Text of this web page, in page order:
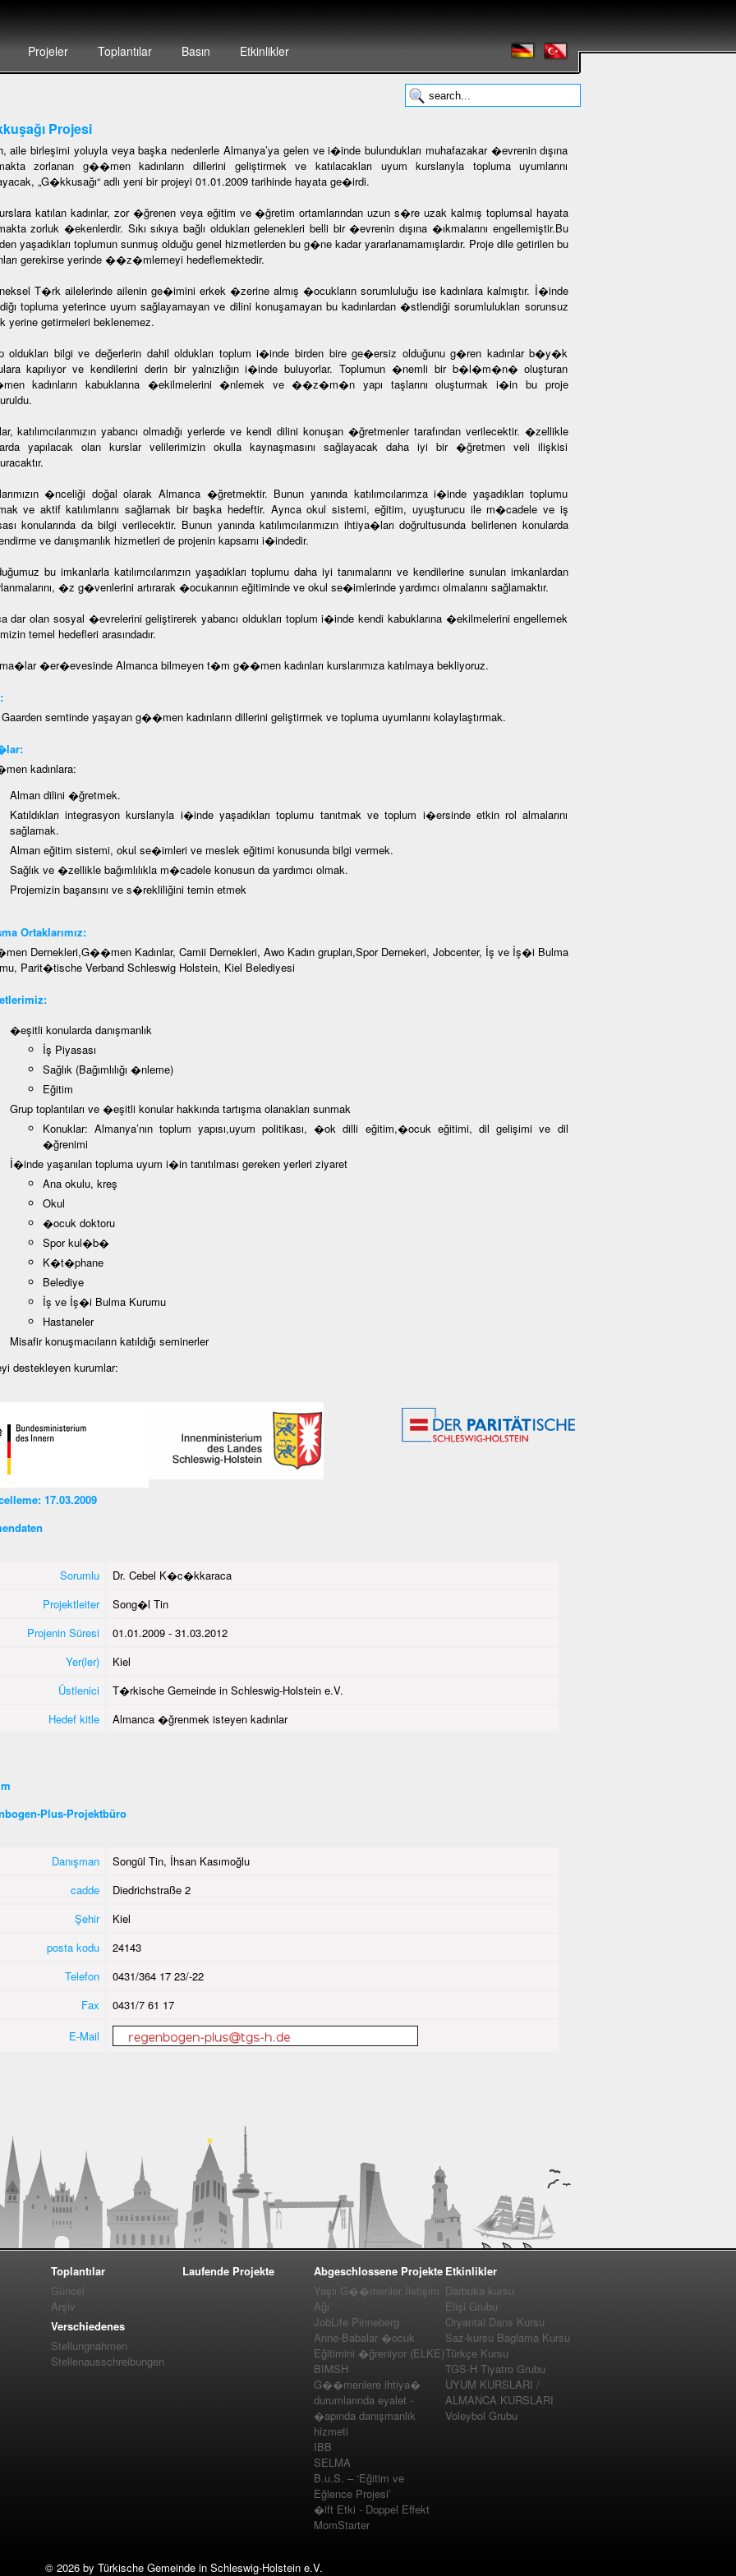
Projeler Toplantılar Basın Etkinlikler
Projesi
aile birleşimi yoluyla veya başka nedenlerle Almanya’ya gelen ve i�inde bulundukları muhafazakar �evrenin dışına
zorlanan g��men kadınların dillerini geliştirmek ve katılacakları uyum kurslarıyla topluma uyumlarını
„G�kkusağı“ adlı yeni bir projeyi 01.01.2009 tarihinde hayata ge�irdi.
katılan kadınlar, zor �ğrenen veya eğitim ve �ğretim ortamlarından uzun s�re uzak kalmış toplumsal hayata
zorluk �ekenlerdir. Sıkı sıkıya bağlı oldukları gelenekleri belli bir �evrenin dışına �ıkmalarını engellemiştir.Bu
yaşadıkları toplumun sunmuş olduğu genel hizmetlerden bu g�ne kadar yararlanamamışlardır. Proje dile getirilen bu
gerekirse yerinde ��z�mlemeyi hedeflemektedir.
T�rk ailelerinde ailenin ge�imini erkek �zerine almış �ocukların sorumluluğu ise kadınlara kalmıştır. İ�inde
topluma yeterince uyum sağlayamayan ve dilini konuşamayan bu kadınlardan �stlendiği sorumlulukları sorunsuz
yerine getirmeleri beklenemez.
oldukları bilgi ve değerlerin dahil oldukları toplum i�inde birden bire ge�ersiz olduğunu g�ren kadınlar b�y�k
kapılıyor ve kendilerini derin bir yalnızlığın i�inde buluyorlar. Toplumun �nemli bir b�l�m�n� oluşturan
kadınların kabuklarına �ekilmelerini �nlemek ve ��z�m�n yapı taşlarını oluşturmak i�in bu proje
katılımcılarımızın yabancı olmadığı yerlerde ve kendi dilini konuşan �ğretmenler tarafından verilecektir. �zellikle
yapılacak olan kurslar velilerimizin okulla kaynaşmasını sağlayacak daha iyi bir �ğretmen veli ilişkisi
�nceliği doğal olarak Almanca �ğretmektir. Bunun yanında katılımcılarımza i�inde yaşadıkları toplumu
ve aktif katılımlarını sağlamak bir başka hedeftir. Ayrıca okul sistemi, eğitim, uyuşturucu ile m�cadele ve iş
konularında da bilgi verilecektir. Bunun yanında katılımcılarımızın ihtiya�ları doğrultusunda belirlenen konularda
ve danışmanlık hizmetleri de projenin kapsamı i�indedir.
bu imkanlarla katılımcılarımzın yaşadıkları toplumu daha iyi tanımalarını ve kendilerine sunulan imkanlardan
�z g�venlerini artırarak �ocukarının eğitiminde ve okul se�imlerinde yardımcı olmalarını sağlamaktır.
dar olan sosyal �evrelerini geliştirerek yabancı oldukları toplum i�inde kendi kabuklarına �ekilmelerini engellemek
temel hedefleri arasındadır.
�er�evesinde Almanca bilmeyen t�m g��men kadınları kurslarımıza katılmaya bekliyoruz.
semtinde yaşayan g��men kadınların dillerini geliştirmek ve topluma uyumlarını kolaylaştırmak.
kadınlara:
Alman dilini �ğretmek.
Katıldıkları integrasyon kurslarıyla i�inde yaşadıkları toplumu tanıtmak ve toplum i�ersinde etkin rol almalarını
sağlamak.
Alman eğitim sistemi, okul se�imleri ve meslek eğitimi konusunda bilgi vermek.
Sağlık ve �zellikle bağımlılıkla m�cadele konusun da yardımcı olmak.
Projemizin başarısını ve s�rekliliğini temin etmek
Ortaklarımız:
Dernekleri,G��men Kadınlar, Camii Dernekleri, Awo Kadın grupları,Spor Dernekeri, Jobcenter, İş ve İş�i Bulma
Parit�tische Verband Schleswig Holstein, Kiel Belediyesi
�eşitli konularda danışmanlık
İş Piyasası
Sağlık (Bağımlılığı �nleme)
Eğitim
Grup toplantıları ve �eşitli konular hakkında tartışma olanakları sunmak
Konuklar: Almanya’nın toplum yapısı,uyum politikası, �ok dilli eğitim,�ocuk eğitimi, dil gelişimi ve dil
�ğrenimi
İ�inde yaşanılan topluma uyum i�in tanıtılması gereken yerleri ziyaret
Ana okulu, kreş
Okul
�ocuk doktoru
Spor kul�b�
K�t�phane
Belediye
İş ve İş�i Bulma Kurumu
Hastaneler
Misafir konuşmacıların katıldığı seminerler
destekleyen kurumlar:
17.03.2009
Sorumlu
Dr. Cebel K�c�kkaraca
Projektleiter
Song�l Tin
Projenin Süresi
01.01.2009 - 31.03.2012
Yer(ler)
Kiel
Üstlenici
T�rkische Gemeinde in Schleswig-Holstein e.V.
Hedef kitle
Almanca �ğrenmek isteyen kadınlar
Plus-Projektbüro
Danışman
Songül Tin, İhsan Kasımoğlu
cadde
Diedrichstraße 2
Şehir
Kiel
posta kodu
24143
Telefon
0431/364 17 23/-22
Fax
0431/7 61 17
E-Mail
Toplantılar
Güncel
Arşiv
Verschiedenes
Stellungnahmen
Stellenausschreibungen
Laufende Projekte
Abgeschlossene Projekte
Yaşlı G��menler İletişim
Ağı
JobLife Pinneberg
Anne-Babalar �ocuk
Eğitimini �ğreniyor (ELKE)
BIMSH
G��menlere ihtiya�
durumlarında eyalet -
�apında danışmanlık
hizmeti
IBB
SELMA
B.u.S. – ‘Eğitim ve
Eğlence Projesi’
�ift Etki - Doppel Effekt
MomStarter
Etkinlikler
Darbuka kursu
Elişi Grubu
Oryantal Dans Kursu
Saz-kursu Baglama Kursu
Türkçe Kursu
TGS-H Tiyatro Grubu
UYUM KURSLARI /
ALMANCA KURSLARI
Voleybol Grubu
© 2026 by Türkische Gemeinde in Schleswig-Holstein e.V.